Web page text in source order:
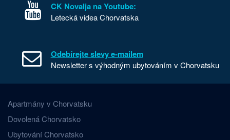
CK Novalja na Youtube:
Letecká videa Chorvatska
Odebírejte slevy e-mailem
Newsletter s výhodným ubytováním v Chorvatsku
Apartmány v Chorvatsku
Dovolená Chorvatsko
Ubytování Chorvatsko